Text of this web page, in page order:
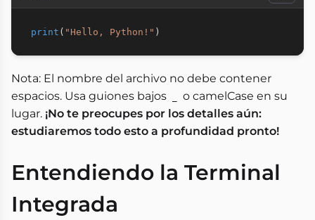
print ( "Hello, Python!" )
Nota: El nombre del archivo no debe contener
espacios. Usa guiones bajos
o camelCase en su
lugar. ¡No te preocupes por los detalles aún:
estudiaremos todo esto a profundidad pronto!
Entendiendo la Terminal
Integrada